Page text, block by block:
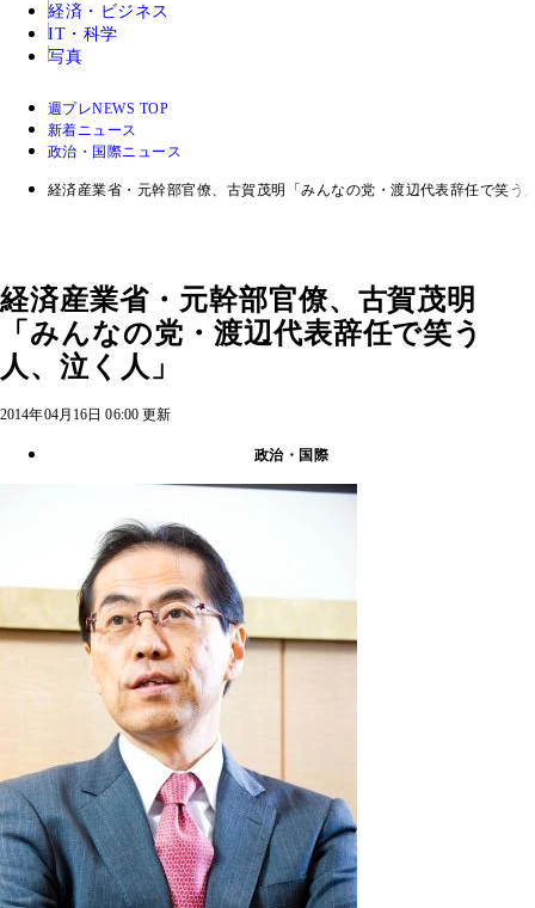
経済・ビジネス
IT・科学
写真
週プレNEWS TOP
新着ニュース
政治・国際ニュース
経済産業省・元幹部官僚、古賀茂明「みんなの党・渡辺代表辞任で笑う
経済産業省・元幹部官僚、古賀茂明
「みんなの党・渡辺代表辞任で笑う
人、泣く人」
2014年04月16日 06:00 更新
政治・国際